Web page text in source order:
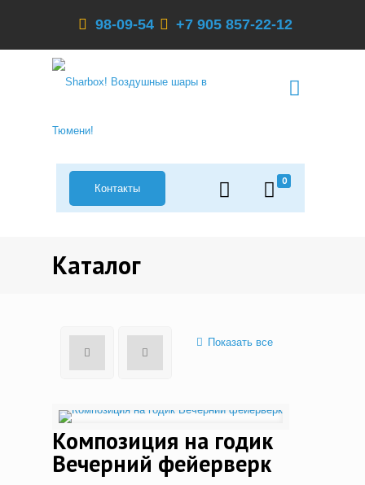
98-09-54 +7 905 857-22-12
0
Контакты
Каталог
Показать все
Композиция на годик
Вечерний фейерверк